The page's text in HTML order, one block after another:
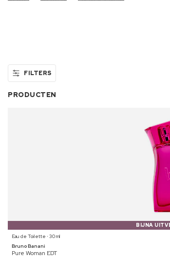
FILTERS
PRODUCTEN
BIJNA
Eau de Toilette ⋅ 30 ml
Bruno Banani
Pure Woman EDT